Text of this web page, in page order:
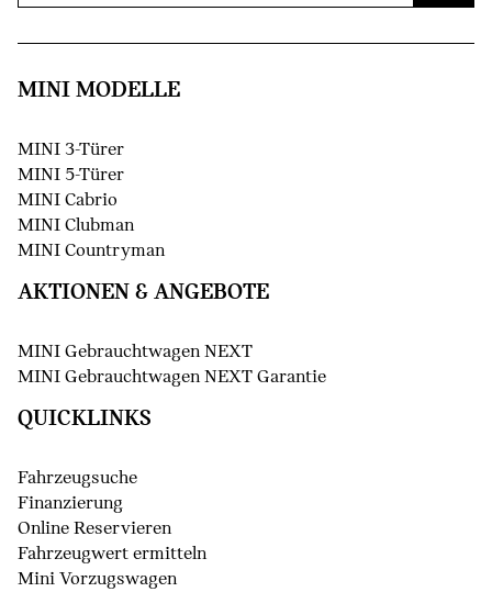
MINI MODELLE
MINI 3-Türer
MINI 5-Türer
MINI Cabrio
MINI Clubman
MINI Countryman
AKTIONEN & ANGEBOTE
MINI Gebrauchtwagen NEXT
MINI Gebrauchtwagen NEXT Garantie
QUICKLINKS
Fahrzeugsuche
Finanzierung
Online Reservieren
Fahrzeugwert ermitteln
Mini Vorzugswagen